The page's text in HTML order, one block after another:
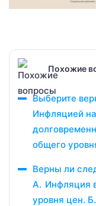
Похожие
Выберите
Инфляцией
общего
Верны ли
А. Инфляция
уровня цен.